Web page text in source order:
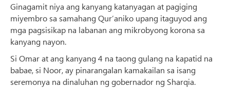
Ginagamit niya ang kanyang katanyagan at pagiging
miyembro sa samahang Qur’aniko upang itaguyod ang
mga pagsisikap na labanan ang mikrobyong korona sa
kanyang nayon.
Si Omar at ang kanyang 4 na taong gulang na kapatid na
babae, si Noor, ay pinarangalan kamakailan sa isang
seremonya na dinaluhan ng gobernador ng Sharqia.